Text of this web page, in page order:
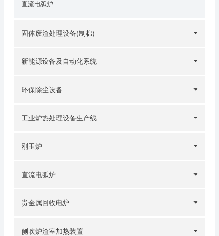
直流电弧炉
固体废渣处理设备(制棉)
新能源设备及自动化系统
环保除尘设备
工业炉热处理设备生产线
刚玉炉
直流电弧炉
贵金属回收电炉
侧吹炉渣室加热装置